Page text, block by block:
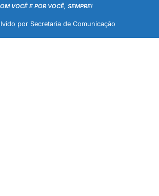
VOCÊ E POR VOCÊ, SEMPRE!
por Secretaria de Comunicação